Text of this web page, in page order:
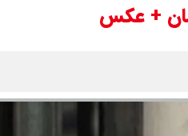
+ عکس